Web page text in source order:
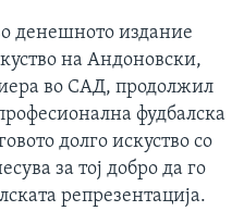
денешното издание
на Андоновски,
во САД, продолжил
фудбалска
долго искуство со
за тој добро да го
репрезентација.